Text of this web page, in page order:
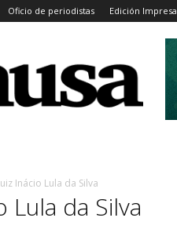
Oficio de periodistas Edición Impresa
Inácio Lula da Silva
Lula da Silva